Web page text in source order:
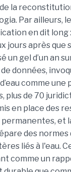
la
Par ailleurs,
en dit long
jours après que
un gel d’un an
données,
comme
plus de 70
en place des
et
des
liés à l'eau.
comme un